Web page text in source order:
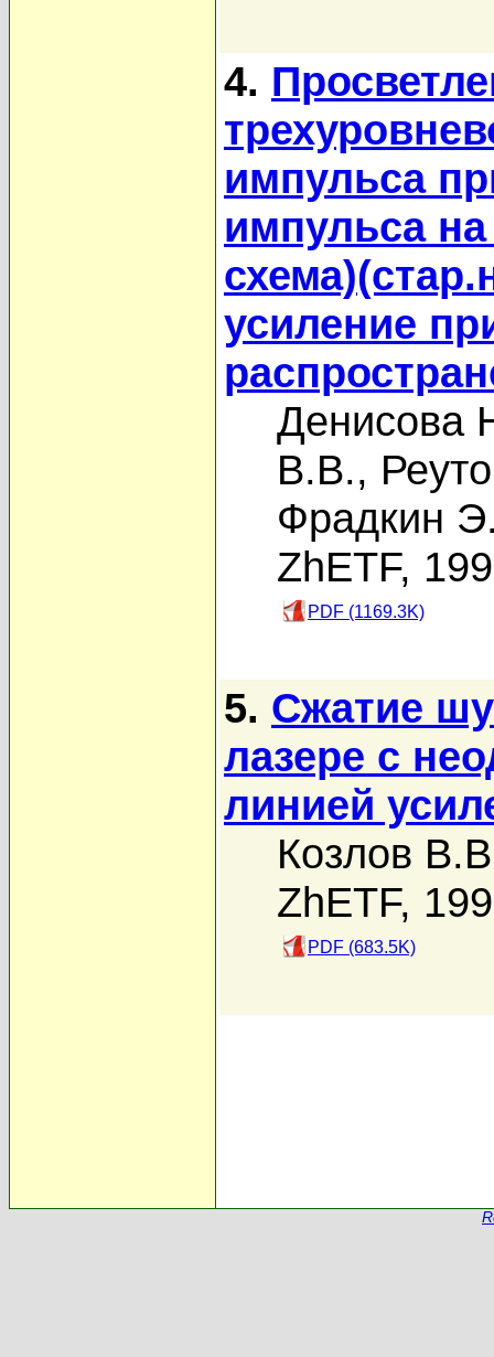
4.
импульса
импульса
усиление
Денисова
В.В.,
Фрадкин
ZhETF,
PDF (1169.3K)
5. Сжатие
лазере с
линией
Козлов
ZhETF,
PDF (683.5K)